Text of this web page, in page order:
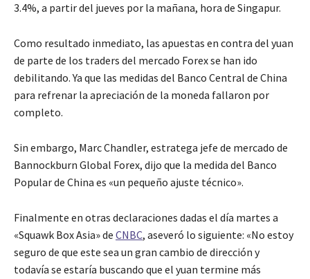
3.4%, a partir del jueves por la mañana, hora de Singapur.
Como resultado inmediato, las apuestas en contra del yuan
de parte de los traders del mercado Forex se han ido
debilitando. Ya que las medidas del Banco Central de China
para refrenar la apreciación de la moneda fallaron por
completo.
Sin embargo, Marc Chandler, estratega jefe de mercado de
Bannockburn Global Forex, dijo que la medida del Banco
Popular de China es «un pequeño ajuste técnico».
Finalmente en otras declaraciones dadas el día martes a
«Squawk Box Asia» de CNBC, aseveró lo siguiente: «No estoy
seguro de que este sea un gran cambio de dirección y
todavía se estaría buscando que el yuan termine más